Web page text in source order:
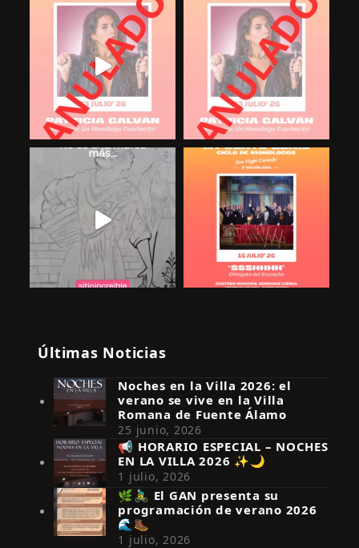
Síguenos en Instagram
Últimas Noticias
Noches en la Villa 2026: el
verano se vive en la Villa
Romana de Fuente Álamo
25 junio, 2026
📢 HORARIO ESPECIAL – NOCHES
EN LA VILLA 2026 ✨🌙
1 julio, 2026
🌿🚴‍♂️ El GAN presenta su
programación de verano 2026
🌊🥾
1 julio, 2026